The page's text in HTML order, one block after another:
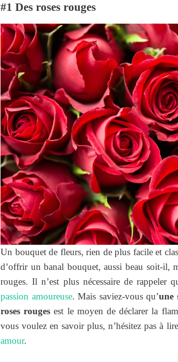
#1 Des roses rouges
Un bouquet de fleurs, rien de plus facile et
d’offrir un banal bouquet, aussi beau soit-il,
rouges. Il n’est plus nécessaire de rappeler
passion amoureuse. Mais saviez-vous qu’une
roses rouges est le moyen de déclarer la
vous voulez en savoir plus, n’hésitez pas à
amour.